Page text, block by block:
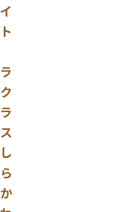
イ
ト
ラ
ク
ラ
ス
し
ら
か